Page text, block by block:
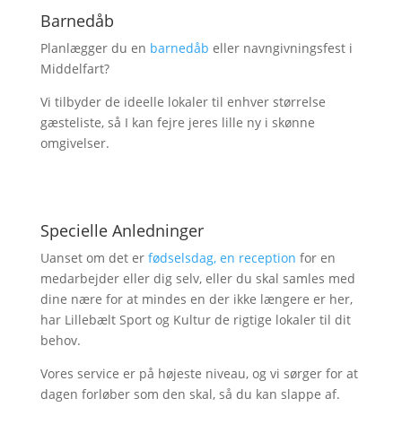
Barnedåb
Planlægger du en barnedåb eller navngivningsfest i
Middelfart?
Vi tilbyder de ideelle lokaler til enhver størrelse
gæsteliste, så I kan fejre jeres lille ny i skønne
omgivelser.
Specielle Anledninger
Uanset om det er fødselsdag, en reception for en
medarbejder eller dig selv, eller du skal samles med
dine nære for at mindes en der ikke længere er her,
har Lillebælt Sport og Kultur de rigtige lokaler til dit
behov.
Vores service er på højeste niveau, og vi sørger for at
dagen forløber som den skal, så du kan slappe af.